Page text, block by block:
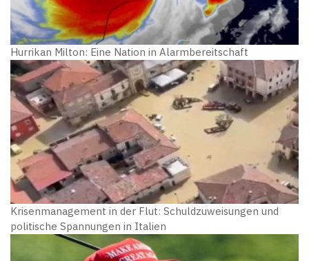
Hurrikan Milton: Eine Nation in Alarmbereitschaft
Krisenmanagement in der Flut: Schuldzuweisungen und
politische Spannungen in Italien